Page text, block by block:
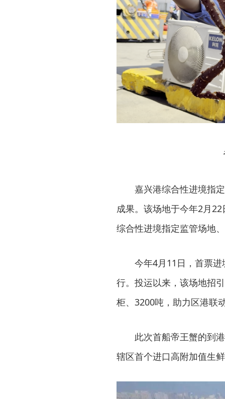
嘉兴港综合性进境指
成果。该场地于今年2月
综合性进境指定监管场地
今年4月11日，首票
行。投运以来，该场地招
柜、3200吨，助力区港联
此次首船帝王蟹的到
辖区首个进口高附加值生